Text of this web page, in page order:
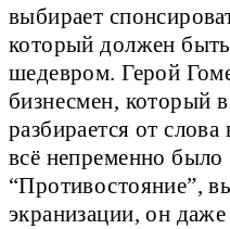
выбирает
который должен
шедевром. Герой
бизнесмен, который
разбирается от
всё непременно
“Противостояние”,
экранизации, он